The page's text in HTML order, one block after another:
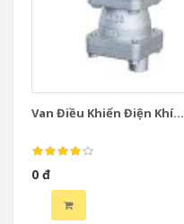
Van Điều Khiển Điện Khí...
0 đ